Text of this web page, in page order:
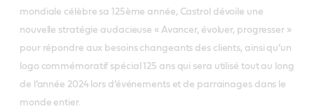
mondiale célèbre sa 125ème année, Castrol dévoile une
nouvelle stratégie audacieuse « Avancer, évoluer, progresser »
pour répondre aux besoins changeants des clients, ainsi qu’un
logo commémoratif spécial 125 ans qui sera utilisé tout au long
de l’année 2024 lors d’événements et de parrainages dans le
monde entier.